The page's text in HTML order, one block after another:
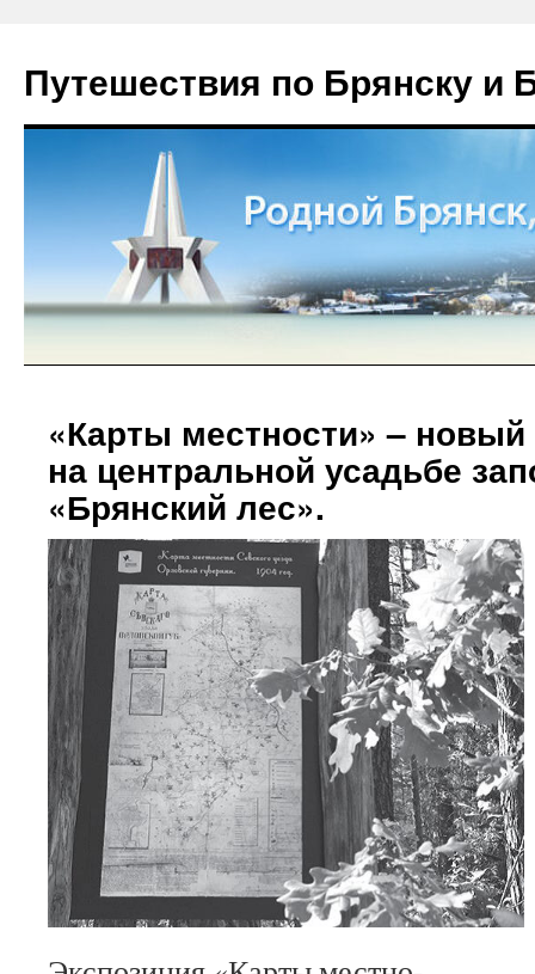
Путешествия по Брянску и
«Карты местности» – новый
на центральной усадьбе
«Брянский лес».